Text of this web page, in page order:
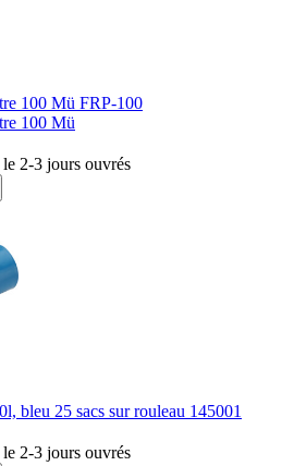
100 Mü FRP-100
100 Mü
2-3 jours ouvrés
bleu 25 sacs sur rouleau 145001
2-3 jours ouvrés